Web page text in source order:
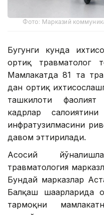
Фото: Марказий
Бугунги кунда
ортиқ травматолог
Мамлакатда 81 та
дан ортиқ
ташкилоти
кадрлар
инфратузилмасини
давом эттирилади.
Асосий
травматология
Бундай марказлар
Балқаш шаҳарларида
тармоқни